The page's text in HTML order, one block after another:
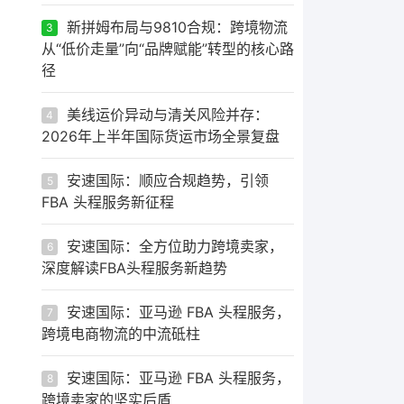
3
新拼姆布局与9810合规：跨境物流
从“低价走量”向“品牌赋能”转型的核心路
径
4
美线运价异动与清关风险并存：
2026年上半年国际货运市场全景复盘
5
安速国际：顺应合规趋势，引领
FBA 头程服务新征程
6
安速国际：全方位助力跨境卖家，
深度解读FBA头程服务新趋势
7
安速国际：亚马逊 FBA 头程服务，
跨境电商物流的中流砥柱
8
安速国际：亚马逊 FBA 头程服务，
跨境卖家的坚实后盾